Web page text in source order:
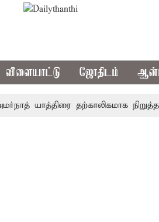
விளையாட்டு ஜோதிடம்
யாத்திரை தற்காலிகமாக நிறுத்தம்